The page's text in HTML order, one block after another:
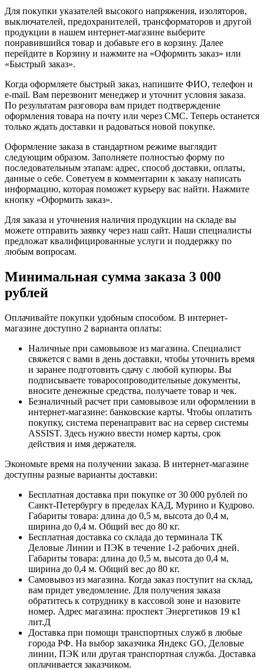
Для покупки указателей высокого напряжения, изоляторов,
выключателей, предохранителей, трансформаторов и другой
продукции в нашем интернет-магазине выберите
понравившийся товар и добавьте его в корзину. Далее
перейдите в Корзину и нажмите на «Оформить заказ» или
«Быстрый заказ».
Когда оформляете быстрый заказ, напишите ФИО, телефон и
e-mail. Вам перезвонит менеджер и уточнит условия заказа.
По результатам разговора вам придет подтверждение
оформления товара на почту или через СМС. Теперь останется
только ждать доставки и радоваться новой покупке.
Оформление заказа в стандартном режиме выглядит
следующим образом. Заполняете полностью форму по
последовательным этапам: адрес, способ доставки, оплаты,
данные о себе. Советуем в комментарии к заказу написать
информацию, которая поможет курьеру вас найти. Нажмите
кнопку «Оформить заказ».
Для заказа и уточнения наличия продукции на складе вы
можете отправить заявку через наш сайт. Наши специалисты
предложат квалифицированные услуги и поддержку по
любым вопросам.
Минимальная сумма заказа 3 000
рублей
Оплачивайте покупки удобным способом. В интернет-
магазине доступно 2 варианта оплаты:
Наличные при самовывозе из магазина. Специалист
свяжется с вами в день доставки, чтобы уточнить время
и заранее подготовить сдачу с любой купюры. Вы
подписываете товаросопроводительные документы,
вносите денежные средства, получаете товар и чек.
Безналичный расчет при самовывозе или оформлении в
интернет-магазине: банковские карты. Чтобы оплатить
покупку, система перенаправит вас на сервер системы
ASSIST. Здесь нужно ввести номер карты, срок
действия и имя держателя.
Экономьте время на получении заказа. В интернет-магазине
доступны разные варианты доставки:
Бесплатная доставка при покупке от 30 000 рублей по
Санкт-Петербургу в пределах КАД, Мурино и Кудрово.
Габариты товара: длина до 0,5 м, высота до 0,4 м,
ширина до 0,4 м. Общий вес до 80 кг.
Бесплатная доставка со склада до терминала ТК
Деловые Линии и ПЭК в течение 1-2 рабочих дней.
Габариты товара: длина до 0,5 м, высота до 0,4 м,
ширина до 0,4 м. Общий вес до 80 кг.
Самовывоз из магазина. Когда заказ поступит на склад,
вам придет уведомление. Для получения заказа
обратитесь к сотруднику в кассовой зоне и назовите
номер. Адрес магазина: проспект Энергетиков 19 к1
лит.Д
Доставка при помощи транспортных служб в любые
города РФ. На выбор заказчика Яндекс GO, Деловые
линии, ПЭК или другая транспортная служба. Доставка
оплачивается заказчиком.